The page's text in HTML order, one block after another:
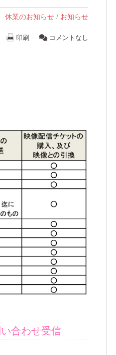
休業のお知らせ/ お知らせ
印刷 コメントなし
合わせ受信